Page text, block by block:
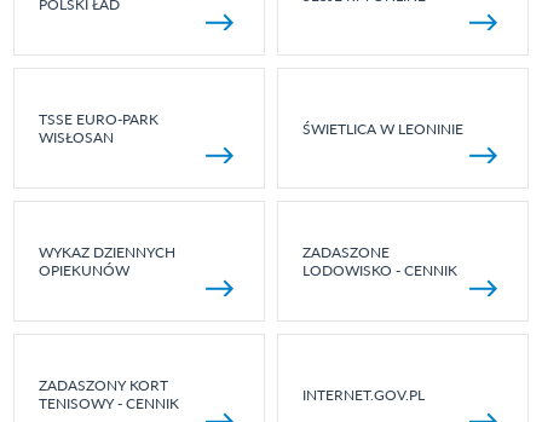
POLSKI ŁAD
TSSE EURO-PARK
WISŁOSAN
ŚWIETLICA W LEONINIE
WYKAZ DZIENNYCH
OPIEKUNÓW
ZADASZONE
LODOWISKO - CENNIK
ZADASZONY KORT
TENISOWY - CENNIK
INTERNET.GOV.PL